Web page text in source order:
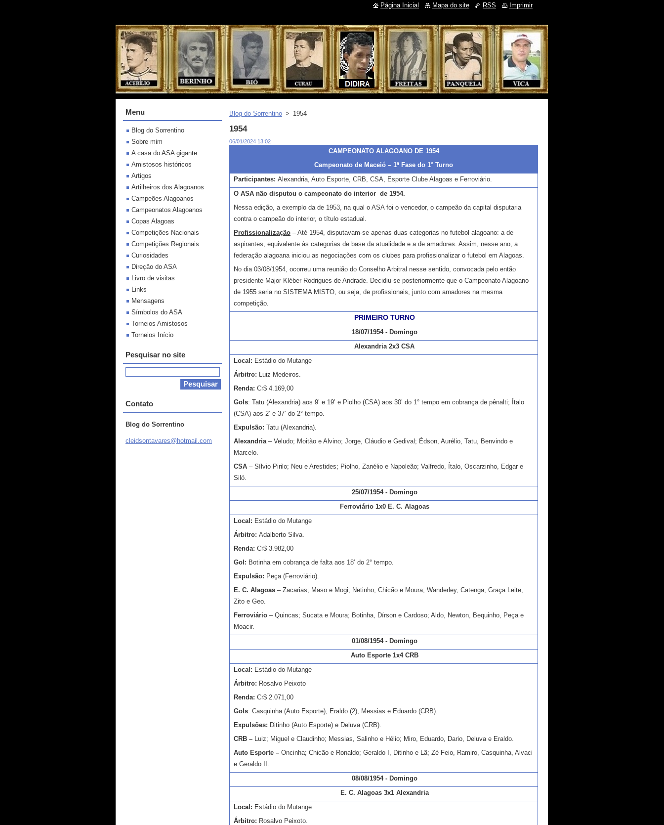
Blog do Sorrentino > 1954
1954
06/01/2024 13:02
CAMPEONATO ALAGOANO DE 1954
Campeonato de Maceió – 1ª Fase do 1° Turno
Participantes: Alexandria, Auto Esporte, CRB, CSA, Esporte Clube Alagoas e Ferroviário.
O ASA não disputou o campeonato do interior de 1954.
Nessa edição, a exemplo da de 1953, na qual o ASA foi o vencedor, o campeão da capital disputaria
contra o campeão do interior, o título estadual.
Profissionalização – Até 1954, disputavam-se apenas duas categorias no futebol alagoano: a de
aspirantes, equivalente às categorias de base da atualidade e a de amadores. Assim, nesse ano, a
federação alagoana iniciou as negociações com os clubes para profissionalizar o futebol em Alagoas.
No dia 03/08/1954, ocorreu uma reunião do Conselho Arbitral nesse sentido, convocada pelo então
presidente Major Kléber Rodrigues de Andrade. Decidiu-se posteriormente que o Campeonato Alagoano
de 1955 seria no SISTEMA MISTO, ou seja, de profissionais, junto com amadores na mesma
competição.
PRIMEIRO TURNO
18/07/1954 - Domingo
Alexandria 2x3 CSA
Local: Estádio do Mutange
Árbitro: Luiz Medeiros.
Renda: Cr$ 4.169,00
Gols: Tatu (Alexandria) aos 9’ e 19’ e Piolho (CSA) aos 30’ do 1° tempo em cobrança de pênalti; Ítalo
(CSA) aos 2’ e 37’ do 2° tempo.
Expulsão: Tatu (Alexandria).
Alexandria – Veludo; Moitão e Alvino; Jorge, Cláudio e Gedival; Édson, Aurélio, Tatu, Benvindo e
Marcelo.
CSA – Sílvio Pirilo; Neu e Arestides; Piolho, Zanélio e Napoleão; Valfredo, Ítalo, Oscarzinho, Edgar e
Siló.
25/07/1954 - Domingo
Ferroviário 1x0 E. C. Alagoas
Local: Estádio do Mutange
Árbitro: Adalberto Silva.
Renda: Cr$ 3.982,00
Gol: Botinha em cobrança de falta aos 18’ do 2° tempo.
Expulsão: Peça (Ferroviário).
E. C. Alagoas – Zacarias; Maso e Mogi; Netinho, Chicão e Moura; Wanderley, Catenga, Graça Leite,
Zito e Geo.
Ferroviário – Quincas; Sucata e Moura; Botinha, Dírson e Cardoso; Aldo, Newton, Bequinho, Peça e
Moacir.
01/08/1954 - Domingo
Auto Esporte 1x4 CRB
Local: Estádio do Mutange
Árbitro: Rosalvo Peixoto
Renda: Cr$ 2.071,00
Gols: Casquinha (Auto Esporte), Eraldo (2), Messias e Eduardo (CRB).
Expulsões: Ditinho (Auto Esporte) e Deluva (CRB).
CRB – Luiz; Miguel e Claudinho; Messias, Salinho e Hélio; Miro, Eduardo, Dario, Deluva e Eraldo.
Auto Esporte – Oncinha; Chicão e Ronaldo; Geraldo I, Ditinho e Lã; Zé Feio, Ramiro, Casquinha, Alvaci
e Geraldo II.
08/08/1954 - Domingo
E. C. Alagoas 3x1 Alexandria
Local: Estádio do Mutange
Árbitro: Rosalvo Peixoto.
Menu
Blog do Sorrentino
Sobre mim
A casa do ASA gigante
Amistosos históricos
Artigos
Artilheiros dos Alagoanos
Campeões Alagoanos
Campeonatos Alagoanos
Copas Alagoas
Competições Nacionais
Competições Regionais
Curiosidades
Direção do ASA
Livro de visitas
Links
Mensagens
Símbolos do ASA
Torneios Amistosos
Torneios Início
Pesquisar no site
Contato
Blog do Sorrentino
cleidsontavares@ hotmail.com
Página Inicial Mapa do site RSS Imprimir